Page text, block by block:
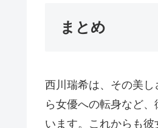
まとめ
西川瑞希は、その美
ら女優への転身など
います。これからも彼